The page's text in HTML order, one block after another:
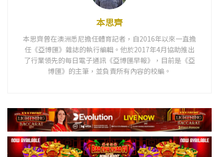
本思齊
本思齊曾在澳洲悉尼擔任體育記者，自2016年以來一直擔
任《亞博匯》雜誌的執行編輯。他於2017年4月協助推出
了行業領先的每日電子通訊《亞博匯早報》，目前是《亞
博匯》的主筆，並負責所有內容的校編。